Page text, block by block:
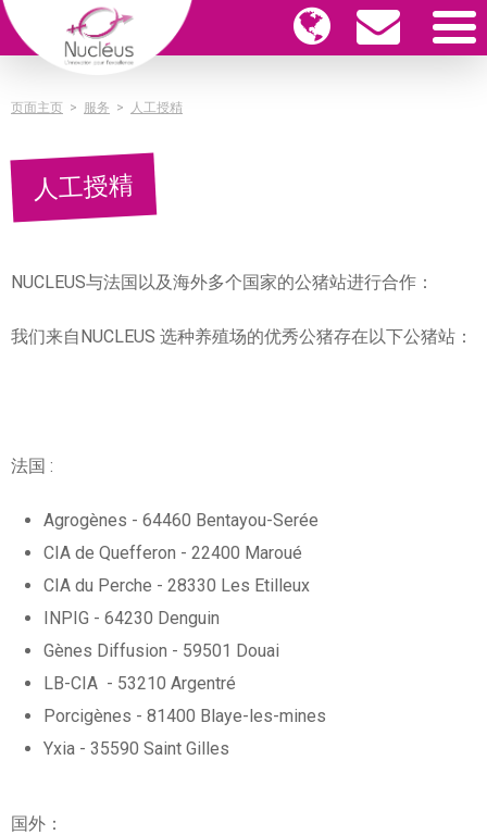
页面主页 > 服务 > 人工授精
人工授精
NUCLEUS与法国以及海外多个国家的公猪站进行合作：
我们来自NUCLEUS 选种养殖场的优秀公猪存在以下公猪站：
法国 :
Agrogènes - 64460 Bentayou-Serée
CIA de Quefferon - 22400 Maroué
CIA du Perche - 28330 Les Etilleux
INPIG - 64230 Denguin
Gènes Diffusion - 59501 Douai
LB-CIA - 53210 Argentré
Porcigènes - 81400 Blaye-les-mines
Yxia - 35590 Saint Gilles
国外：